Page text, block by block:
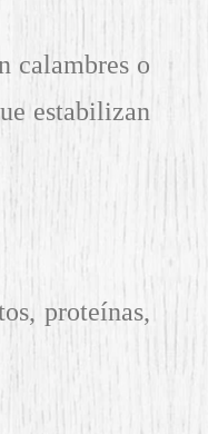
calambres o
estabilizan
proteínas,